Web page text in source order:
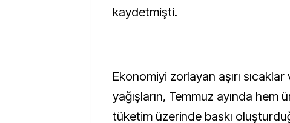
kaydetmişti.
Ekonomiyi zorlayan aşırı
yağışların, Temmuz ayında hem
tüketim üzerinde baskı